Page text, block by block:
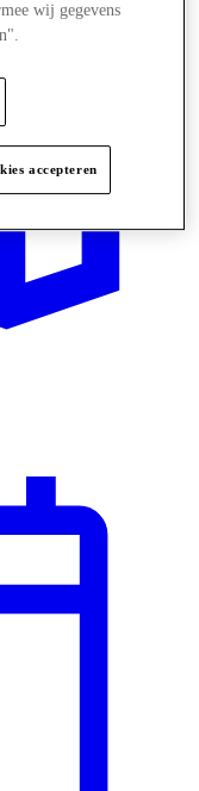
wij gegevens
accepteren